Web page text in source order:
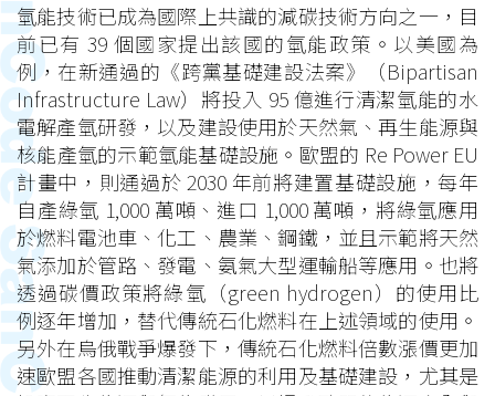
氫能技術已成為國際上共識的減碳技術方向之一，目
前已有 39 個國家提出該國的氫能政策。以美國為
例，在新通過的《跨黨基礎建設法案》（Bipartisan
Infrastructure Law）將投入 95 億進行清潔氫能的水
電解產氫研發，以及建設使用於天然氣、再生能源與
核能產氫的示範氫能基礎設施。歐盟的 Re Power EU
計畫中，則通過於 2030 年前將建置基礎設施，每年
自產綠氫 1,000 萬噸、進口 1,000 萬噸，將綠氫應用
於燃料電池車、化工、農業、鋼鐵，並且示範將天然
氣添加於管路、發電、氨氣大型運輸船等應用。也將
透過碳價政策將綠氫（green hydrogen）的使用比
例逐年增加，替代傳統石化燃料在上述領域的使用。
另外在烏俄戰爭爆發下，傳統石化燃料倍數漲價更加
速歐盟各國推動清潔能源的利用及基礎建設，尤其是